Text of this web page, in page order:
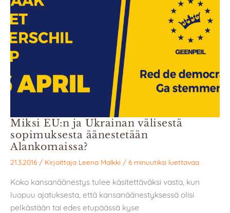
Miksi EU:n ja Ukrainan välisestä
sopimuksesta äänestetään
Alankomaissa?
21.3.2016 / Kirjoittaja Leena Malkki / 6 minuutiksi luettavaa
Koko kansanäänestys tulee käsitettäväksi vasta, kun
luopuu ajatuksesta, että kansanäänestyksessä olisi
pelkästään tai edes etupäässä kyse